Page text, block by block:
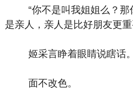
“你不是叫我姐姐么？那
是亲人，亲人是比好朋友更
姬采言睁着眼睛说瞎话。
面不改色。